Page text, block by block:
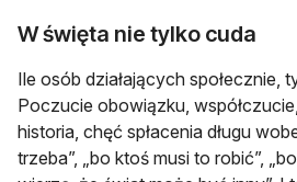
W święta nie tylko cuda
Ile osób działających społecznie,
Poczucie obowiązku,
historia, chęć spłacenia długu
trzeba”, „bo ktoś musi to robić”,